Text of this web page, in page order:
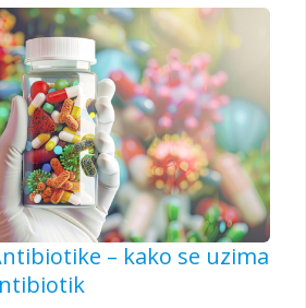
– kako se uzima